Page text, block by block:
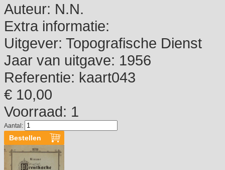
Auteur: N.N.
Extra informatie:
Uitgever: Topografische Dienst
Jaar van uitgave: 1956
Referentie: kaart043
€ 10,00
Voorraad: 1
Aantal: